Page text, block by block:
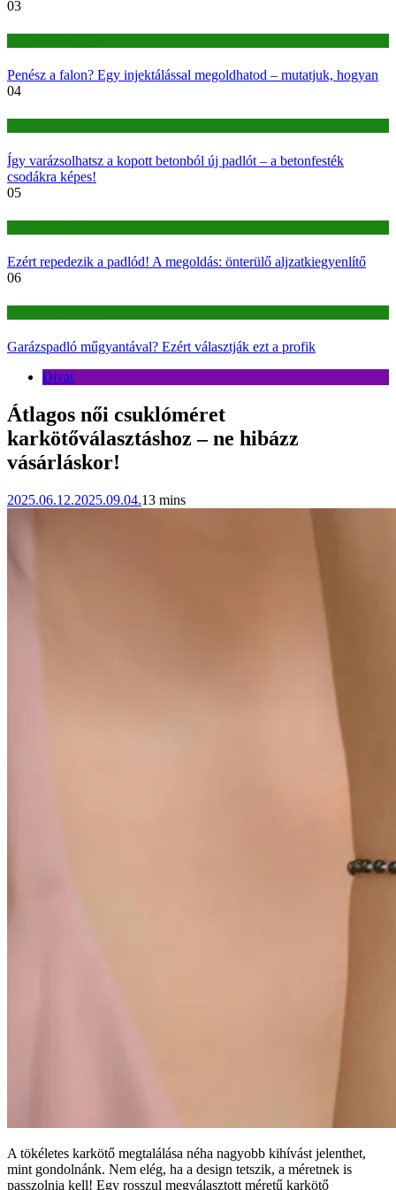
03
Penész a falon? Egy injektálással megoldhatod – mutatjuk, hogyan
04
Így varázsolhatsz a kopott betonból új padlót – a betonfesték
csodákra képes!
05
Ezért repedezik a padlód! A megoldás: önterülő aljzatkiegyenlítő
06
Garázspadló műgyantával? Ezért választják ezt a profik
Divat
Átlagos női csuklóméret
karkötőválasztáshoz – ne hibázz
vásárláskor!
2025.06.12.2025.09.04.13 mins
A tökéletes karkötő megtalálása néha nagyobb kihívást jelenthet,
mint gondolnánk. Nem elég, ha a design tetszik, a méretnek is
passzolnia kell! Egy rosszul megválasztott méretű karkötő